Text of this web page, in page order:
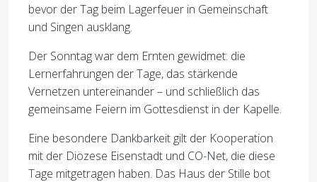
bevor der Tag beim Lagerfeuer in Gemeinschaft
und Singen ausklang.
Der Sonntag war dem Ernten gewidmet: die
Lernerfahrungen der Tage, das stärkende
Vernetzen untereinander – und schließlich das
gemeinsame Feiern im Gottesdienst in der Kapelle.
Eine besondere Dankbarkeit gilt der Kooperation
mit der Diözese Eisenstadt und CO-Net, die diese
Tage mitgetragen haben. Das Haus der Stille bot